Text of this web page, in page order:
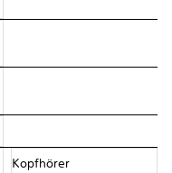
Kopfhörer